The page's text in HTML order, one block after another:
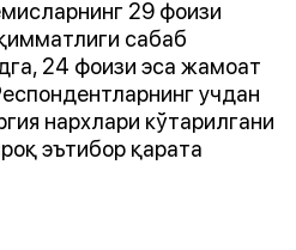
29 фоизи
сабаб
24 фоизи эса жамоат
учдан
нархлари кўтарилгани
эътибор қарата